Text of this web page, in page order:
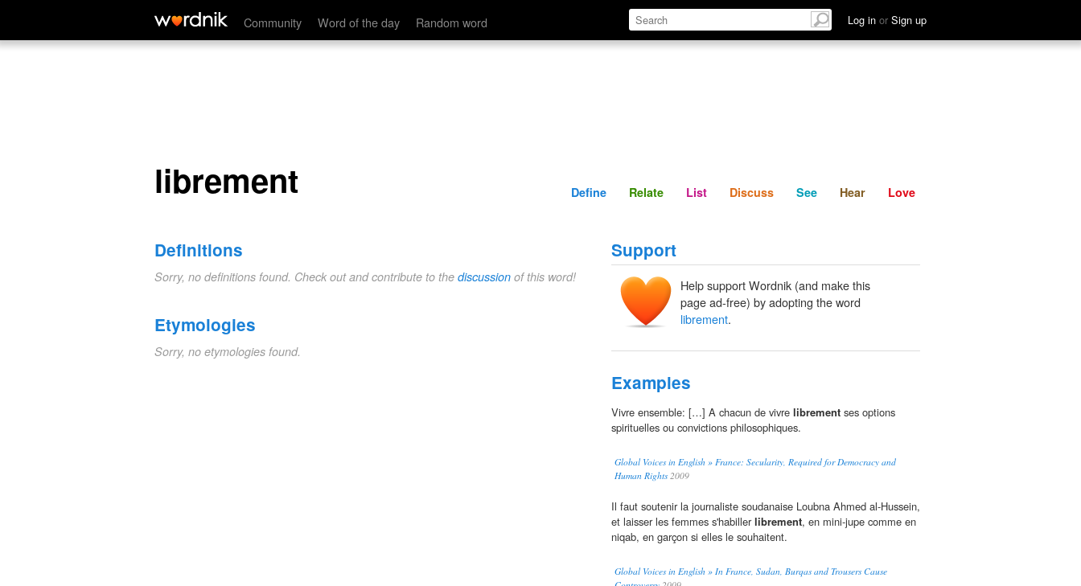
Community Word of the day Random word Log in or Sign up
librement Define Relate Discuss See Hear
librement Define Relate List Discuss See Hear Love
Definitions
Sorry, no definitions found. Check out and contribute to the discussion of this word!
Etymologies
Sorry, no etymologies found.
Support
Help support Wordnik (and make this
page ad-free) by adopting the word
librement.
Examples
Vivre ensemble: […] A chacun de vivre librement ses options
spirituelles ou convictions philosophiques.
Global Voices in English » France: Secularity, Required for Democracy and
Human Rights2009
Il faut soutenir la journaliste soudanaise Loubna Ahmed al-Hussein,
et laisser les femmes s'habillerlibrement, en mini-jupe comme en
niqab, en garçon si elles le souhaitent.
Global Voices in English » In France, Sudan, Burqas and Trousers Cause